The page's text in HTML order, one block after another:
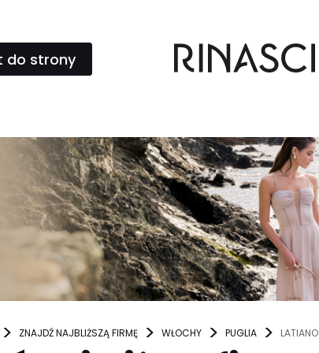
do strony
ZNAJDŹ NAJBLIŻSZĄ FIRMĘ WŁOCHY PUGLIA LATIANO